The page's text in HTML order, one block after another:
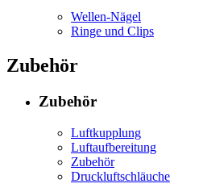
Wellen-Nägel
Ringe und Clips
Zubehör
Zubehör
Luftkupplung
Luftaufbereitung
Zubehör
Druckluftschläuche